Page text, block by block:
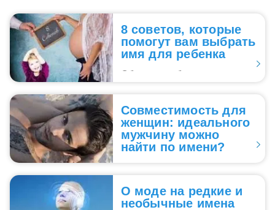
8 советов, которые
помогут вам выбрать
имя для ребенка
Обычно выбор имени для
труда… пока он не
сталкивается с ней
вплотную. Действительно,
если бы родителям было все
называли их порядковыми
номерами. Однако на деле
Совместимость для
женщин: идеального
мужчину можно
найти по имени?
жизни? Чтобы союз был
прочным, оцените не только
О моде на редкие и
необычные имена